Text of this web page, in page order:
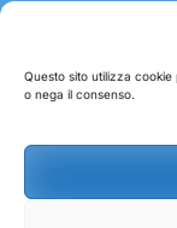
Questo sito utilizza
o nega il consenso.
Link rapidi: